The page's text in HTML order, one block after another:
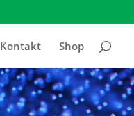
Kontakt Shop